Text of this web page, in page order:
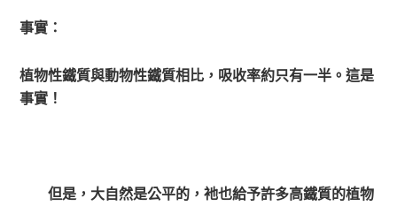
事實：
植物性鐵質與動物性鐵質相比，吸收率約只有一半。這是
事實！
但是，大自然是公平的，衪也給予許多高鐵質的植物